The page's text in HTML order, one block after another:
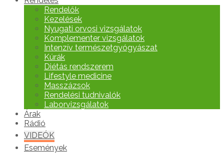
Rendelők
Kezelések
Nyugati orvosi vizsgálatok
Komplementer vizsgálatok
Intenzív természetgyógyászat
Kúrák
Diétás rendszerem
Lifestyle medicine
Masszázsok
Rendelési tudnivalók
Laborvizsgálatok
Árak
Rádió
VIDEÓK
Események